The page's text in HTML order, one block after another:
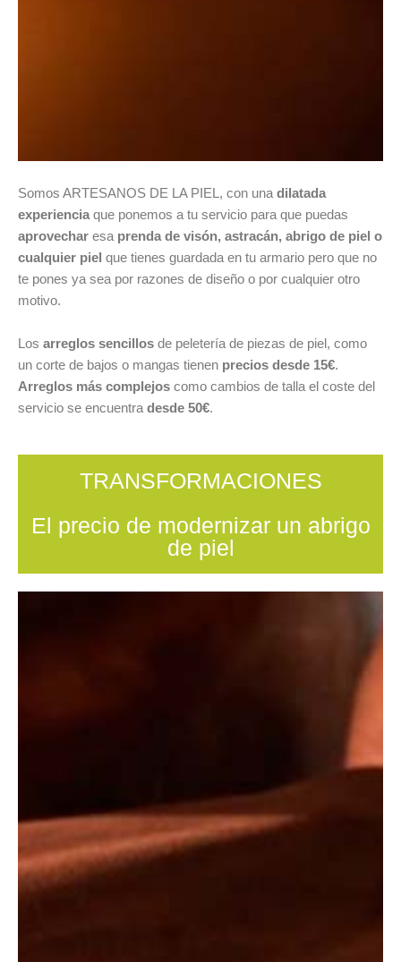
Somos ARTESANOS DE LA PIEL, con unadilatada
experienciaque ponemos a tu servicio para que puedas
aprovechar esa prenda de visón, astracán, abrigo de piel o
cualquier piel que tienes guardada en tu armario pero que no
te pones ya sea por razones de diseño o por cualquier otro
motivo.
Los arreglos sencillos de peletería de piezas de piel, como
un corte de bajos o mangas tienen precios desde 15€.
Arreglos más complejos como cambios de talla el coste del
servicio se encuentradesde 50€.
TRANSFORMACIONES
El precio de modernizar un abrigo
de piel